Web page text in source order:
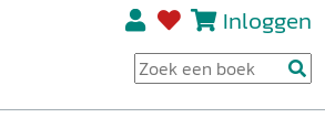
Inloggen